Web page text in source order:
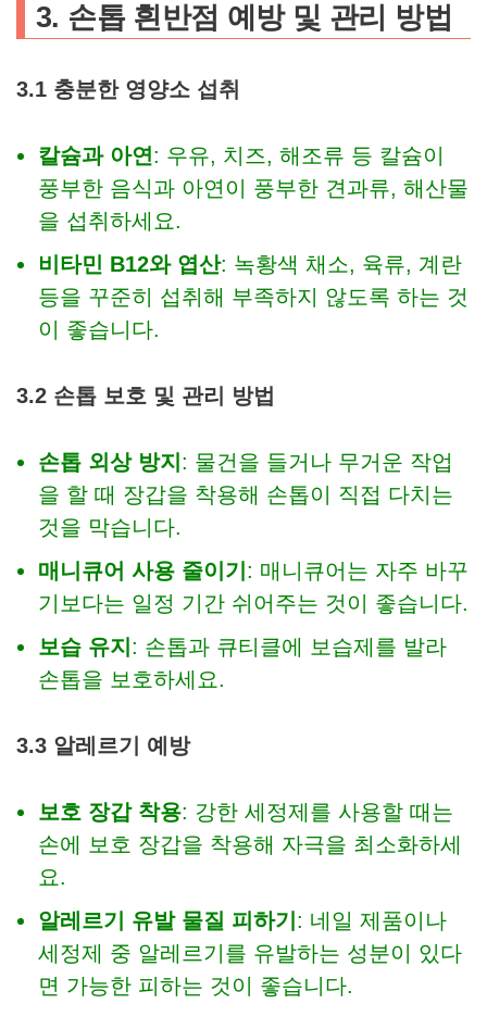
3. 손톱 흰반점 예방 및 관리 방법
3.1 충분한 영양소 섭취
칼슘과 아연 : 우유, 치즈, 해조류 등 칼슘이
풍부한 음식과 아연이 풍부한 견과류, 해산물
을 섭취하세요.
비타민 B12와 엽산: 녹황색 채소, 육류, 계란
등을 꾸준히 섭취해 부족하지 않도록 하는 것
이 좋습니다.
3.2 손톱 보호 및 관리 방법
손톱 외상 방지 : 물건을 들거나 무거운 작업
을 할 때 장갑을 착용해 손톱이 직접 다치는
것을 막습니다.
매니큐어 사용 줄이기 : 매니큐어는 자주 바꾸
기보다는 일정 기간 쉬어주는 것이 좋습니다.
보습 유지 : 손톱과 큐티클에 보습제를 발라
손톱을 보호하세요.
3.3 알레르기 예방
보호 장갑 착용: 강한 세정제를 사용할 때는
손에 보호 장갑을 착용해 자극을 최소화하세
요.
알레르기 유발 물질 피하기 : 네일 제품이나
세정제 중 알레르기를 유발하는 성분이 있다
면 가능한 피하는 것이 좋습니다.